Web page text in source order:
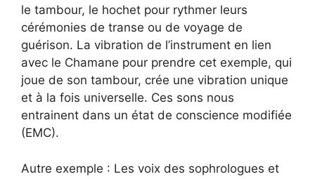
le tambour, le hochet pour rythmer leurs
cérémonies de transe ou de voyage de
guérison. La vibration de l’instrument en lien
avec le Chamane pour prendre cet exemple, qui
joue de son tambour, crée une vibration unique
et à la fois universelle. Ces sons nous
entrainent dans un état de conscience modifiée
(EMC).
Autre exemple : Les voix des sophrologues et